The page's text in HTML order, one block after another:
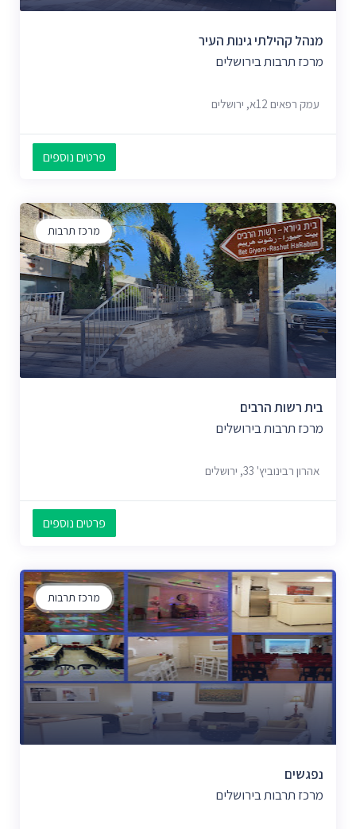
מנהל קהילתי גינות העיר
מרכז תרבות בירושלים
עמק רפאים 12א, ירושלים
פרטים נוספים
מרכז תרבות
בית רשות הרבים
מרכז תרבות בירושלים
אהרון רבינוביץ' 33, ירושלים
פרטים נוספים
מרכז תרבות
נפגשים
מרכז תרבות בירושלים